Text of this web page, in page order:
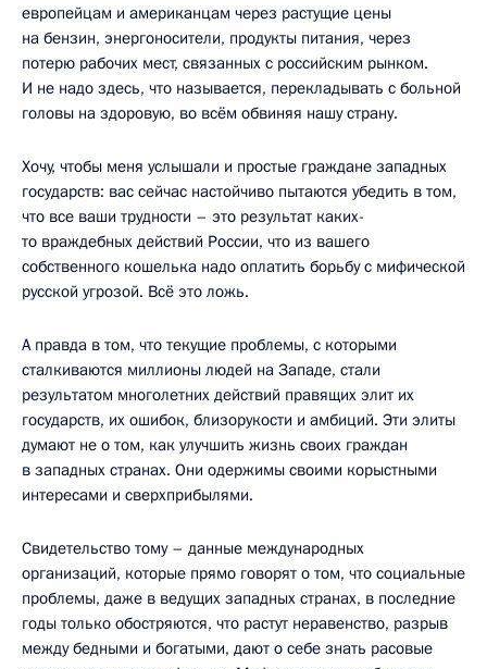
европейцам и американцам через растущие цены
на бензин, энергоносители, продукты питания, через
потерю рабочих мест, связанных с российским рынком.
И не надо здесь, что называется, перекладывать с больной
головы на здоровую, во всём обвиняя нашу страну.
Хочу, чтобы меня услышали и простые граждане западных
государств: вас сейчас настойчиво пытаются убедить в том,
что все ваши трудности – это результат каких-
то враждебных действий России, что из вашего
собственного кошелька надо оплатить борьбу с мифической
русской угрозой. Всё это ложь.
А правда в том, что текущие проблемы, с которыми
сталкиваются миллионы людей на Западе, стали
результатом многолетних действий правящих элит их
государств, их ошибок, близорукости и амбиций. Эти элиты
думают не о том, как улучшить жизнь своих граждан
в западных странах. Они одержимы своими корыстными
интересами и сверхприбылями.
Свидетельство тому – данные международных
организаций, которые прямо говорят о том, что социальные
проблемы, даже в ведущих западных странах, в последние
годы только обостряются, что растут неравенство, разрыв
между бедными и богатыми, дают о себе знать расовые